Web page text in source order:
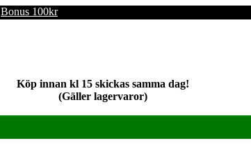
Bonus 100kr
Köp innan kl 15 skickas samma dag!
(Gäller lagervaror)